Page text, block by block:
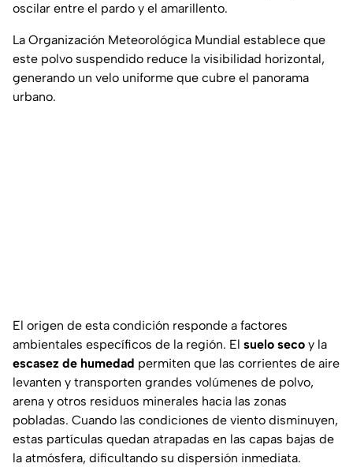
oscilar entre el pardo y el amarillento.
La Organización Meteorológica Mundial establece que
este polvo suspendido reduce la visibilidad horizontal,
generando un velo uniforme que cubre el panorama
urbano.
El origen de esta condición responde a factores
ambientales específicos de la región. El suelo seco y la
escasez de humedad permiten que las corrientes de aire
levanten y transporten grandes volúmenes de polvo,
arena y otros residuos minerales hacia las zonas
pobladas. Cuando las condiciones de viento disminuyen,
estas partículas quedan atrapadas en las capas bajas de
la atmósfera, dificultando su dispersión inmediata.